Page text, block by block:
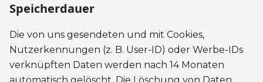
Speicherdauer
Die von uns gesendeten und mit Cookies,
Nutzerkennungen (z. B. User-ID) oder Werbe-IDs
verknüpften Daten werden nach 14 Monaten